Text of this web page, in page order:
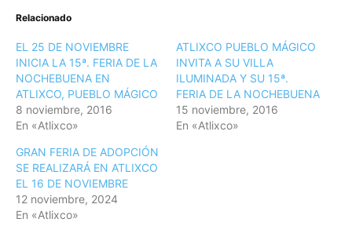
Relacionado
EL 25 DE NOVIEMBRE
INICIA LA 15ª. FERIA DE LA
NOCHEBUENA EN
ATLIXCO, PUEBLO MÁGICO
8 noviembre, 2016
En «Atlixco»
ATLIXCO PUEBLO MÁGICO
INVITA A SU VILLA
ILUMINADA Y SU 15ª.
FERIA DE LA NOCHEBUENA
15 noviembre, 2016
En «Atlixco»
GRAN FERIA DE ADOPCIÓN
SE REALIZARÁ EN ATLIXCO
EL 16 DE NOVIEMBRE
12 noviembre, 2024
En «Atlixco»